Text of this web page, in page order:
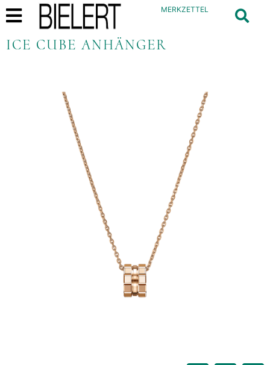
MERKZETTEL
ICE CUBE ANHÄNGER